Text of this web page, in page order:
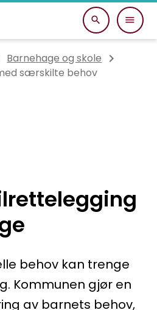
Barnehage og skole
særskilte behov
behov kan trenge
Kommunen gjør en
av barnets behov,